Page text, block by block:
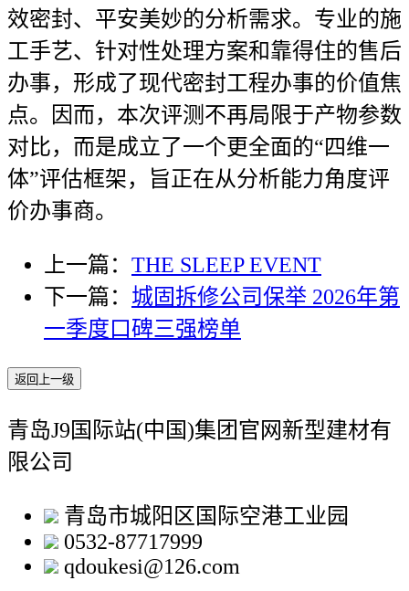
效密封、平安美妙的分析需求。专业的施
工手艺、针对性处理方案和靠得住的售后
办事，形成了现代密封工程办事的价值焦
点。因而，本次评测不再局限于产物参数
对比，而是成立了一个更全面的“四维一
体”评估框架，旨正在从分析能力角度评
价办事商。
上一篇： THE SLEEP EVENT
下一篇： 城固拆修公司保举 2026年第
一季度口碑三强榜单
返回上一级
青岛J9国际站(中国)集团官网新型建材有
限公司
青岛市城阳区国际空港工业园
0532-87717999
qdoukesi@126.com